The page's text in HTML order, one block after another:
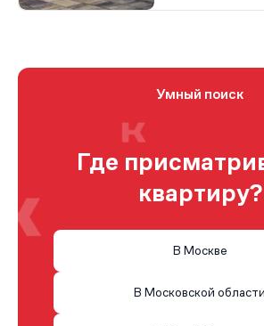
Умный поиск
Где
квартиру?
В Москве
В Московской области